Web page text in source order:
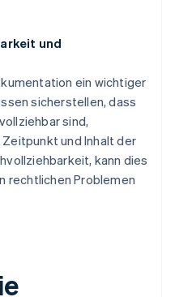
und
ein wichtiger
sicherstellen, dass
sind,
und Inhalt der
kann dies
rechtlichen Problemen